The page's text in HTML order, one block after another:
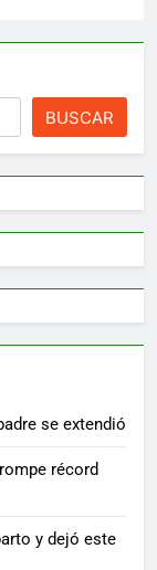
BUSCAR
se extendió
récord
y dejó este